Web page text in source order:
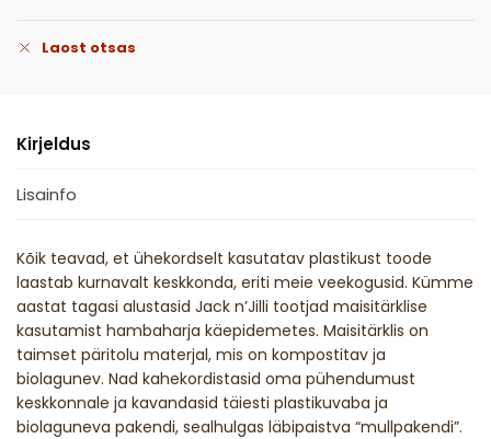
Laost otsas
Kirjeldus
Lisainfo
Kõik teavad, et ühekordselt kasutatav plastikust toode
laastab kurnavalt keskkonda, eriti meie veekogusid. Kümme
aastat tagasi alustasid Jack n’Jilli tootjad maisitärklise
kasutamist hambaharja käepidemetes. Maisitärklis on
taimset päritolu materjal, mis on kompostitav ja
biolagunev. Nad kahekordistasid oma pühendumust
keskkonnale ja kavandasid täiesti plastikuvaba ja
biolaguneva pakendi, sealhulgas läbipaistva “mullpakendi”.